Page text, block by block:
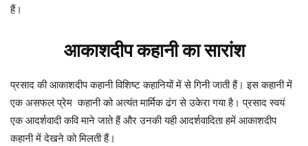
हैं।
आकाशदीप कहानी का सारांश
प्रसाद की आकाशदीप कहानी विशिष्ट कहानियों में से गिनी जाती हैं। इस कहानी में
एक असफल प्रेम कहानी को अत्यंत मार्मिक ढंग से उकेरा गया है। प्रसाद स्वयं
एक आदर्शवादी कवि माने जाते हैं और उनकी यही आदर्शवादिता हमें आकाशदीप
कहानी में देखने को मिलती हैं।